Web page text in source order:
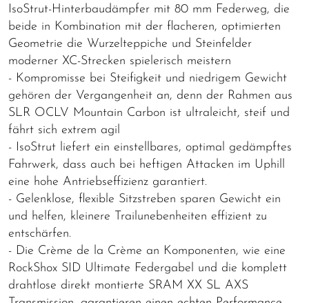
IsoStrut-Hinterbaudämpfer mit 80 mm Federweg, die
beide in Kombination mit der flacheren, optimierten
Geometrie die Wurzelteppiche und Steinfelder
moderner XC-Strecken spielerisch meistern
- Kompromisse bei Steifigkeit und niedrigem Gewicht
gehören der Vergangenheit an, denn der Rahmen aus
SLR OCLV Mountain Carbon ist ultraleicht, steif und
fährt sich extrem agil
- IsoStrut liefert ein einstellbares, optimal gedämpftes
Fahrwerk, dass auch bei heftigen Attacken im Uphill
eine hohe Antriebseffizienz garantiert.
- Gelenklose, flexible Sitzstreben sparen Gewicht ein
und helfen, kleinere Trailunebenheiten effizient zu
entschärfen.
- Die Crème de la Crème an Komponenten, wie eine
RockShox SID Ultimate Federgabel und die komplett
drahtlose direkt montierte SRAM XX SL AXS